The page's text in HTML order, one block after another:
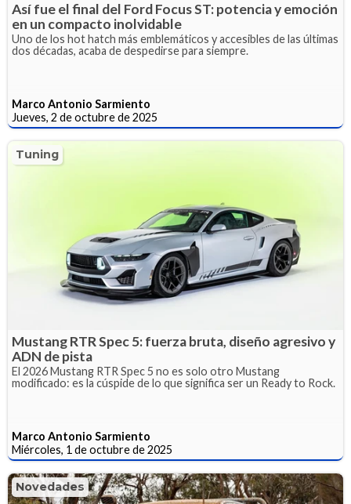
Así fue el final del Ford Focus ST: potencia y emoción
en un compacto inolvidable
Uno de los hot hatch más emblemáticos y accesibles de las últimas
dos décadas, acaba de despedirse para siempre.
Marco Antonio Sarmiento
Jueves, 2 de octubre de 2025
Tuning
Mustang RTR Spec 5: fuerza bruta, diseño agresivo y
ADN de pista
El 2026 Mustang RTR Spec 5 no es solo otro Mustang
modificado: es la cúspide de lo que significa ser un Ready to Rock.
Marco Antonio Sarmiento
Miércoles, 1 de octubre de 2025
Novedades